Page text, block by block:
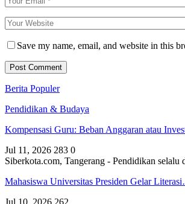
Save my name, email, and website in this
Berita Populer
Pendidikan & Budaya
Kompensasi Guru: Beban Anggaran atau
Jul 11, 2026 283 0
Siberkota.com, Tangerang - Pendidikan
Mahasiswa Universitas Presiden Gelar
Jul 10, 2026 262